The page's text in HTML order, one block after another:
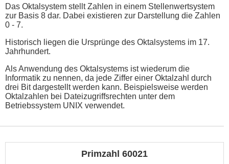
Das Oktalsystem stellt Zahlen in einem Stellenwertsystem
zur Basis 8 dar. Dabei existieren zur Darstellung die Zahlen
0 - 7.
Historisch liegen die Ursprünge des Oktalsystems im 17.
Jahrhundert.
Als Anwendung des Oktalsystems ist wiederum die
Informatik zu nennen, da jede Ziffer einer Oktalzahl durch
drei Bit dargestellt werden kann. Beispielsweise werden
Oktalzahlen bei Dateizugriffsrechten unter dem
Betriebssystem UNIX verwendet.
Primzahl 60021